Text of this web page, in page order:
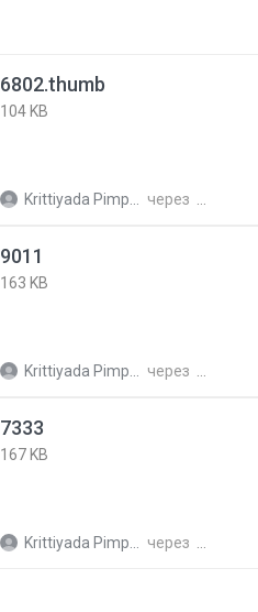
6802.thumb
104 KB
Krittiyada Pimpalai через
9011
163 KB
Krittiyada Pimpalai через
7333
167 KB
Krittiyada Pimpalai через